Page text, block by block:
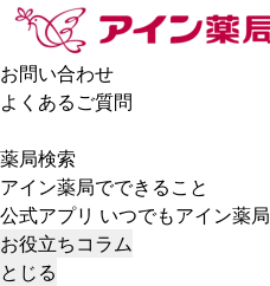
お問い合わせ
よくあるご質問
薬局検索
アイン薬局でできること
公式アプリ いつでもアイン薬局
お役立ちコラム
とじる